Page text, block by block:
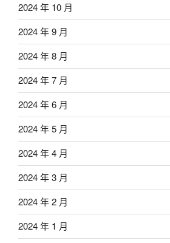
2024 年 10 月
2024 年 9 月
2024 年 8 月
2024 年 7 月
2024 年 6 月
2024 年 5 月
2024 年 4 月
2024 年 3 月
2024 年 2 月
2024 年 1 月